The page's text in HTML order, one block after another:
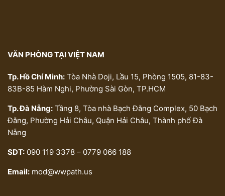
VĂN PHÒNG TẠI VIỆT NAM
Tp. Hồ Chí Minh: Tòa Nhà Doji, Lầu 15, Phòng 1505, 81-83-
83B-85 Hàm Nghi, Phường Sài Gòn, TP.HCM
Tp. Đà Nẵng: Tầng 8, Tòa nhà Bạch Đằng Complex, 50 Bạch
Đằng, Phường Hải Châu, Quận Hải Châu, Thành phố Đà
Nẵng
SDT: 090 119 3378 – 0779 066 188
Email: mod@wwpath.us